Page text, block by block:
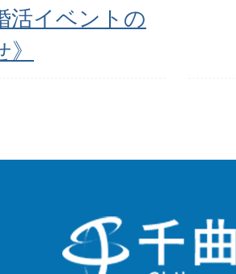
活イベントの
千
曲